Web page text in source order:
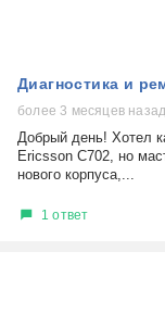
Диагностика и
более 3 месяцев назад
Добрый день! Хотел
Ericsson C702, но
нового корпуса,...
1 ответ